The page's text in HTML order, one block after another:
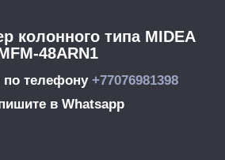
колонного типа MIDEA
48ARN1
по телефону +77076981398
в Whatsapp